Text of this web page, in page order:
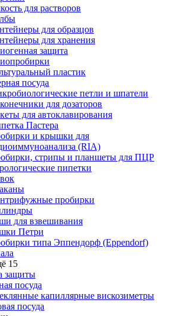
для растворов
для образцов
для хранения
защита
пластик
посуда
петли и шпатели
для дозаторов
для автоклавирования
Пастера
и крышки для
(RIA)
стрипы и планшеты для ПЦР
пипетки
пробирки
для взвешивания
Петри
типа Эппендорф (Eppendorf)
15
защиты
посуда
капиллярные вискозиметры
посуда